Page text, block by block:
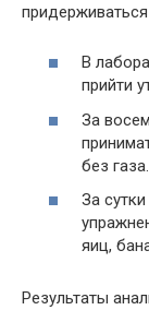
В
прийти
За
без газа.
За
яиц,
Результаты